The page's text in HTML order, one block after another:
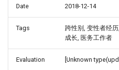
Date 2018-12-14
Tags
跨性别, 变性者经
成长, 医务工作者
Evaluation [Unknown